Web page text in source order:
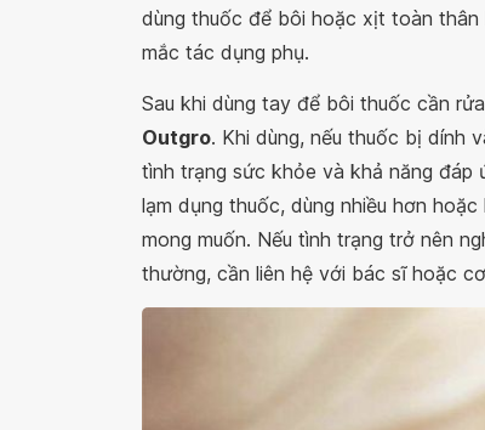
dùng thuốc để bôi hoặc xịt toàn
mắc tác dụng phụ.
Sau khi dùng tay để bôi thuốc cần
Outgro. Khi dùng, nếu thuốc bị dính
tình trạng sức khỏe và khả năng đáp
lạm dụng thuốc, dùng nhiều hơn
mong muốn. Nếu tình trạng trở nên
thường, cần liên hệ với bác sĩ hoặc